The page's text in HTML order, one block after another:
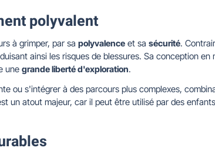
polyvalent
à grimper, par sa polyvalence et sa sécurité.
ainsi les risques de blessures. Sa conception
une grande liberté d'exploration.
ou s'intégrer à des parcours plus complexes,
un atout majeur, car il peut être utilisé par des